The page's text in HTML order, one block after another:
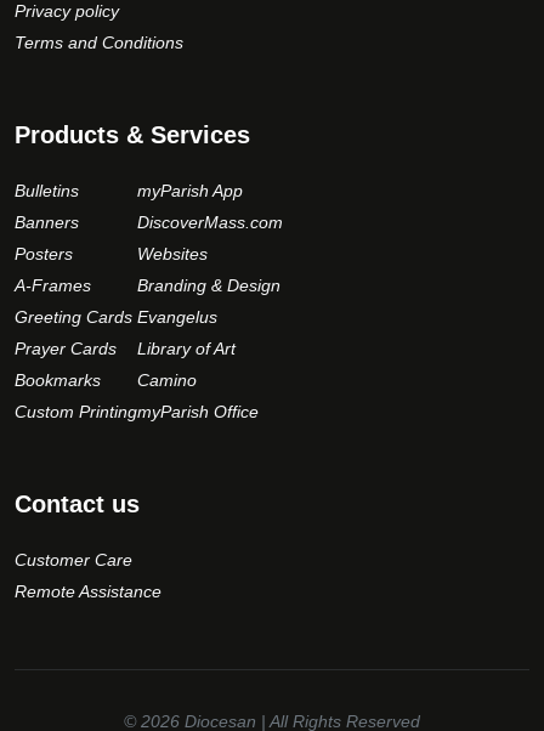
Privacy policy
Terms and Conditions
Products & Services
Bulletins
Banners
Posters
A-Frames
Greeting Cards
Prayer Cards
Bookmarks
Custom Printing
myParish App
DiscoverMass.com
Websites
Branding & Design
Evangelus
Library of Art
Camino
myParish Office
Contact us
Customer Care
Remote Assistance
© 2026 Diocesan | All Rights Reserved